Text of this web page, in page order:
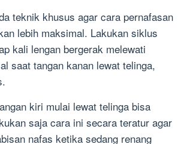
teknik khusus agar cara pernafasan
lebih maksimal. Lakukan siklus
kali lengan bergerak melewati
saat tangan kanan lewat telinga,
kiri mulai lewat telinga bisa
saja cara ini secara teratur agar
nafas ketika sedang renang